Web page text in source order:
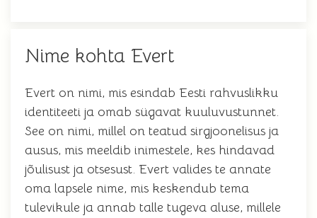
Nime kohta Evert
Evert on nimi, mis esindab Eesti rahvuslikku
identiteeti ja omab sügavat kuuluvustunnet.
See on nimi, millel on teatud sirgjoonelisus ja
ausus, mis meeldib inimestele, kes hindavad
jõulisust ja otsesust. Evert valides te annate
oma lapsele nime, mis keskendub tema
tulevikule ja annab talle tugeva aluse, millele